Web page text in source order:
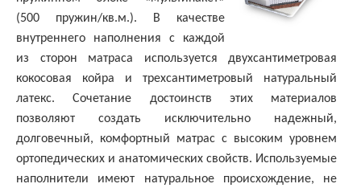
(500 пружин/кв.м.). В качестве
внутреннего наполнения с каждой
из сторон матраса используется двухсантиметровая
кокосовая койра и трехсантиметровый натуральный
латекс. Сочетание достоинств этих материалов
позволяют создать исключительно надежный,
долговечный, комфортный матрас с высоким уровнем
ортопедических и анатомических свойств. Используемые
наполнители имеют натуральное происхождение, не